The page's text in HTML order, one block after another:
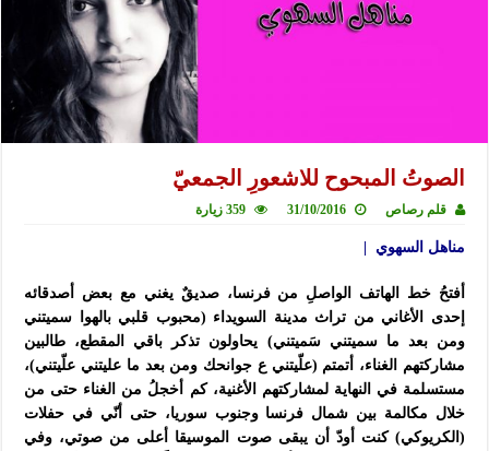
الصوتُ المبحوح للاشعورِ الجمعيّ
قلم رصاص 31/10/2016 359 زيارة
مناهل السهوي |
أفتحُ خط الهاتف الواصلِ من فرنسا، صديقٌ يغني مع بعض أصدقائه
إحدى الأغاني من تراث مدينة السويداء (محبوب قلبي بالهوا سميتني
ومن بعد ما سميتني سَميتني) يحاولون تذكر باقي المقطع، طالبين
مشاركتهم الغناء، أتمتم (علّيتني ع جوانحك ومن بعد ما عليتني علّيتني)،
مستسلمة في النهاية لمشاركتهم الأغنية، كم أخجلُ من الغناء حتى من
خلال مكالمة بين شمال فرنسا وجنوب سوريا، حتى أنّي في حفلات
(الكريوكي) كنت أودّ أن يبقى صوت الموسيقا أعلى من صوتي، وفي